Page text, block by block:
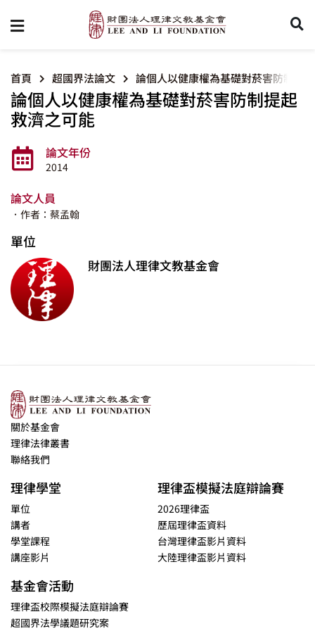
首頁 超國界法論文 論個人以健康權為基礎對菸害防制提
論個人以健康權為基礎對菸害防制提起
救濟之可能
論文年份
2014
論文人員
．作者：蔡孟翰
單位
財團法人理律文教基金會
關於基金會
理律法律叢書
聯絡我們
理律學堂
單位
講者
學堂課程
講座影片
理律盃模擬法庭辯論賽
2026理律盃
歷屆理律盃資料
台灣理律盃影片資料
大陸理律盃影片資料
基金會活動
理律盃校際模擬法庭辯論賽
超國界法學議題研究案